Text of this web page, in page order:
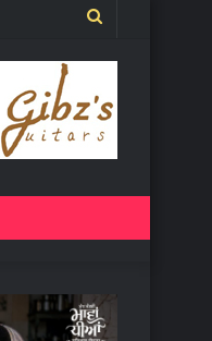
Search
for